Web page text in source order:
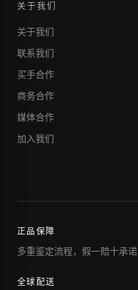
关于我们
关于我们
联系我们
买手合作
商务合作
媒体合作
加入我们
正品保障
多重鉴定流程，假一赔十承诺
全球配送